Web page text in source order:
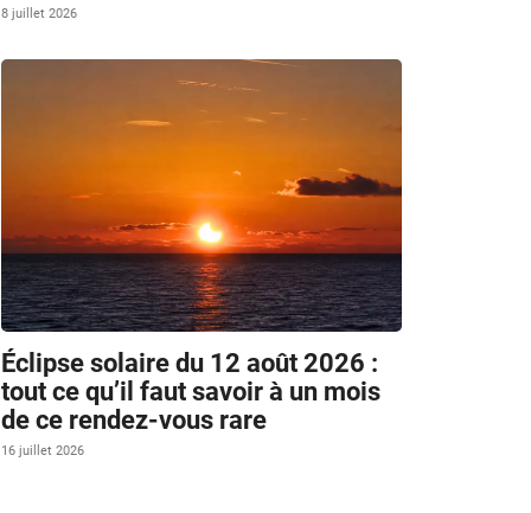
8 juillet 2026
Éclipse solaire du 12 août 2026 :
tout ce qu’il faut savoir à un mois
de ce rendez-vous rare
16 juillet 2026